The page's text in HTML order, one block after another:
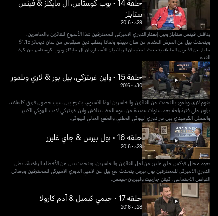
حلقة 14 • بوب كوستاس، آل مايكلز & فينس
ستابلز
29د •
2016
يناقش فينس ستابلز وبيل إصدار الدوري الاميركي للمحترفين هذا الأسبوع للفائزين والخاسرين،
ويتحدث بيل عن العرض المقدم من سان دييغو ولماذا يطلب دين سبانوس من سان ديجانز 1.15$
مليار من الأموال العامة، يتحدث المذيعان الرياضيان الأسطوريان آل مايكلز وبوب كوستاس عن كرة
القدم.
حلقة 15 • واين غريتزكي، بيل بور & لاري ويلمور
30د •
2016
يقوم لاري ويلمور بالتحدث عن الفائزين والخاسرين لهذا الأسبوع، يشرح بيل سبب حصول فريق كليفلاند
براونز على فترة راحة بعد سنوات عديدة من سوء الحظ، يناقش واين غريتزكي لاعب الهوكي الكبير
والممثل الكوميدي بيل بور دوري الهوكي الوطني والوضع الحالي للهوكي.
حلقة 16 • بول بيرس & جاي غليزر
29د •
2016
يعود محلل فوكس جاي غليزر من أجل الفائزين والخاسرين، ويتحدث بيل عن الأخطاء الرياضية، بطل
الدوري الاميركي للمحترفين بول بيرس يتحدث مع بيل عن لاعبي الدوري الاميركي للمحترفين ووسائل
التواصل الاجتماعي، كيفن جارنيت وليبرون جيمس.
حلقة 17 • جيمي كيميل & آدم كارولا
28د •
2016